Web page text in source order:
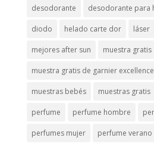
desodorante desodorante para
diodo helado carte dor láser
mejores after sun muestra gratis
muestra gratis de garnier excellence
muestras bebés muestras gratis
perfume perfume hombre
perfumes mujer perfume verano